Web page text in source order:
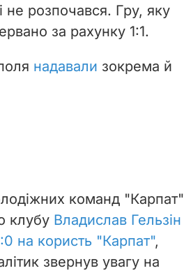
не розпочався. Гру, яку
за рахунку 1:1.
надавали зокрема й
команд "Карпат"
клубу Владислав Гельзін
на користь "Карпат",
звернув увагу на